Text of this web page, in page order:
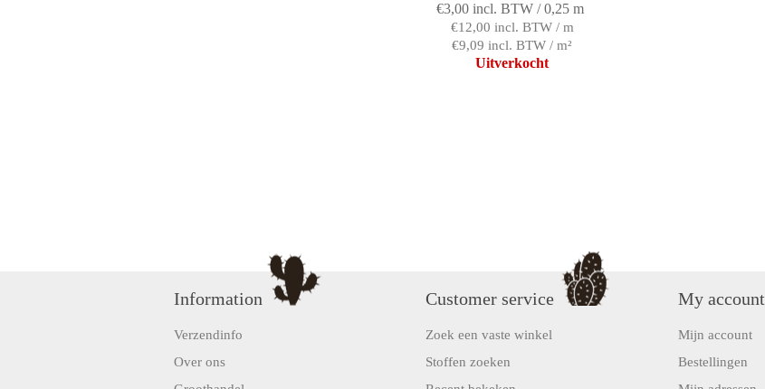
€3,00 incl. BTW / 0,25 m
€12,00 incl. BTW / m
€9,09 incl. BTW / m²
Uitverkocht
Information
Verzendinfo
Over ons
Customer service
Zoek een vaste winkel
Stoffen zoeken
My account
Mijn account
Bestellingen